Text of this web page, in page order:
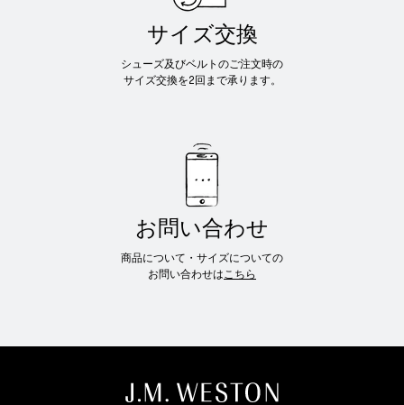
サイズ交換
シューズ及びベルトのご注文時の
サイズ交換を2回まで承ります。
お問い合わせ
商品について・サイズについての
お問い合わせはこちら